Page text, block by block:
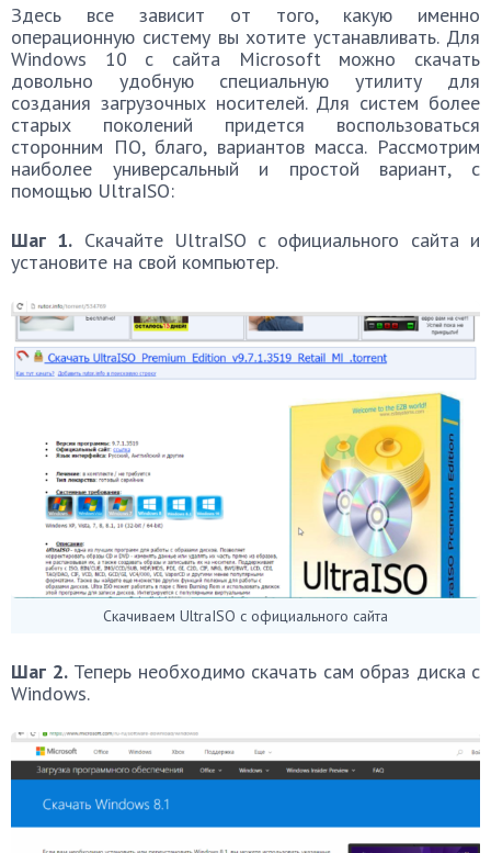
Здесь все зависит от того, какую именно
операционную систему вы хотите устанавливать. Для
Windows 10 с сайта Microsoft можно скачать
довольно удобную специальную утилиту для
создания загрузочных носителей. Для систем более
старых поколений придется воспользоваться
сторонним ПО, благо, вариантов масса. Рассмотрим
наиболее универсальный и простой вариант, с
помощью UltraISO:
Шаг 1. Скачайте UltraISO с официального сайта и
установите на свой компьютер.
Скачиваем UltraISO с официального сайта
Шаг 2.Теперь необходимо скачать сам образ диска с
Windows.